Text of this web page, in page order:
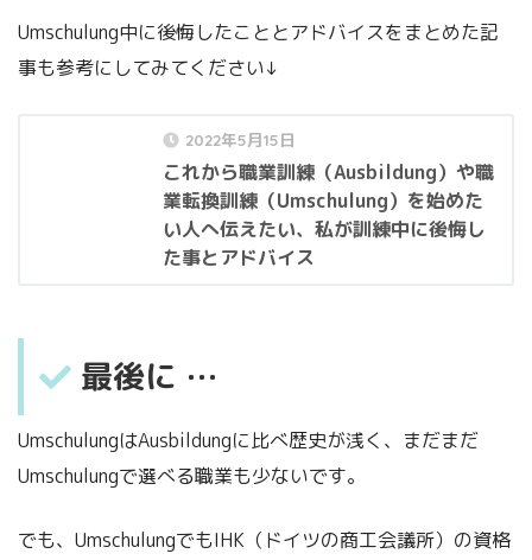
Umschulung中に後悔したこととアドバイスをまとめた記
事も参考にしてみてください↓
2022年5月15日
これから職業訓練（Ausbildung）や職
業転換訓練（Umschulung）を始めた
い人へ伝えたい、私が訓練中に後悔し
た事とアドバイス
最後に …
UmschulungはAusbildungに比べ歴史が浅く、まだまだ
Umschulungで選べる職業も少ないです。
でも、UmschulungでもIHK（ドイツの商工会議所）の資格